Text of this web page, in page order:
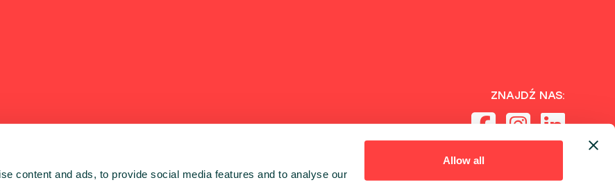
content and ads, to provide social media features and to analyse our
Allow all
ZNAJDŹ NAS: